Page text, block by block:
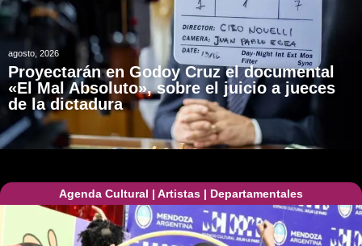
agosto, 2026
Proyectarán en Godoy Cruz el documental
«El Mal Absoluto», sobre el juicio a jueces
de la dictadura
Agenda Cultural | Artistas | Departamentales